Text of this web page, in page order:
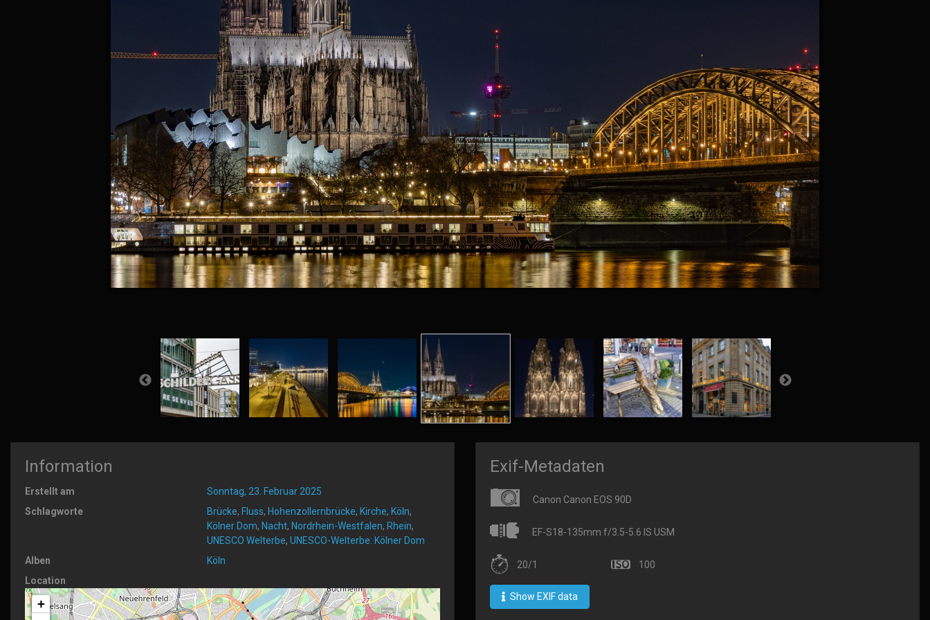
Information
Erstellt am
Sonntag, 23. Februar 2025
Schlagworte
Brücke, Fluss, Hohenzollernbrücke, Kirche, Köln,
Kölner Dom, Nacht, Nordrhein-Westfalen, Rhein,
UNESCO Welterbe, UNESCO-Welterbe: Kölner Dom
Alben
Köln
Location
+
Exif-Metadaten
Canon Canon EOS 90D
EF-S18-135mm f/3.5-5.6 IS USM
20/1 100
Show EXIF data